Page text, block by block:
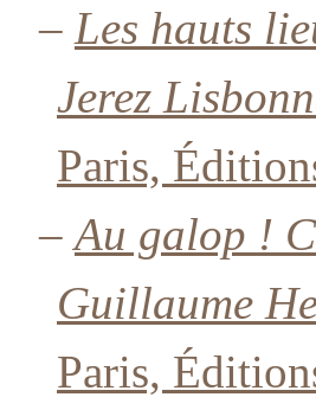
– Les hauts
Jerez
Paris,
–Au galop !
Guillaume
Paris,